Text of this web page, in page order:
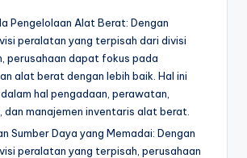
Pengelolaan Alat Berat: Dengan
peralatan yang terpisah dari divisi
perusahaan dapat fokus pada
alat berat dengan lebih baik. Hal ini
hal pengadaan, perawatan,
dan manajemen inventaris alat berat.
Sumber Daya yang Memadai: Dengan
peralatan yang terpisah, perusahaan